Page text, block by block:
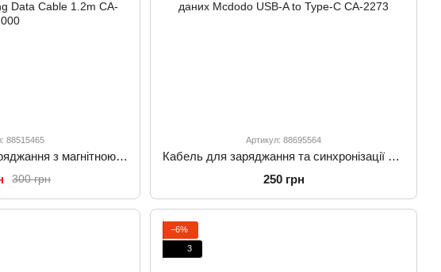
88515465
Кабель швидкого заряджання з магнітною функцією Mcdodo USB-C to USB-C 60W Magnetic Self-Winding Data Cable 1.2m CA-2000
300 грн
Артикул: 88695564
Кабель для заряджання та синхронізації даних Mcdodo USB-A to Type-C CA-2273
250 грн
−6%
3